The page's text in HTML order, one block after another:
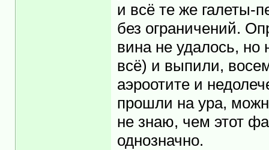
и всё те же галеты-
без ограничений.
вина не удалось, но
всё) и выпили,
аэроотите и
прошли на ура,
не знаю, чем этот
однозначно.